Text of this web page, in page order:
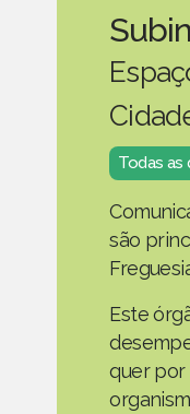
Todas as
são
Este
quer por